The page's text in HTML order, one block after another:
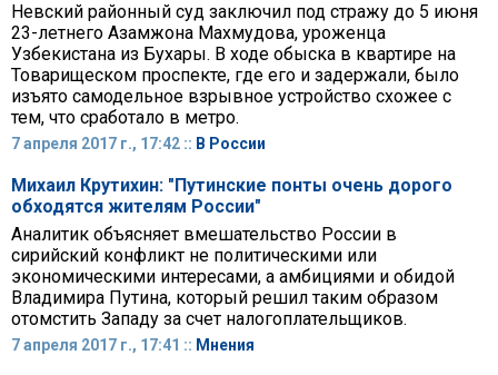
Невский районный суд заключил под стражу до 5 июня
23-летнего Азамжона Махмудова, уроженца
Узбекистана из Бухары. В ходе обыска в квартире на
Товарищеском проспекте, где его и задержали, было
изъято самодельное взрывное устройство схожее с
тем, что сработало в метро.
7 апреля 2017 г., 17:42 :: В России
Михаил Крутихин: "Путинские понты очень дорого
обходятся жителям России"
Аналитик объясняет вмешательство России в
сирийский конфликт не политическими или
экономическими интересами, а амбициями и обидой
Владимира Путина, который решил таким образом
отомстить Западу за счет налогоплательщиков.
7 апреля 2017 г., 17:41 :: Мнения